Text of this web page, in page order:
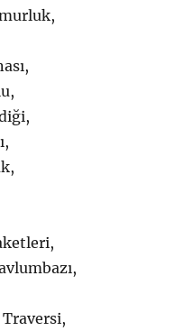
Traversi,